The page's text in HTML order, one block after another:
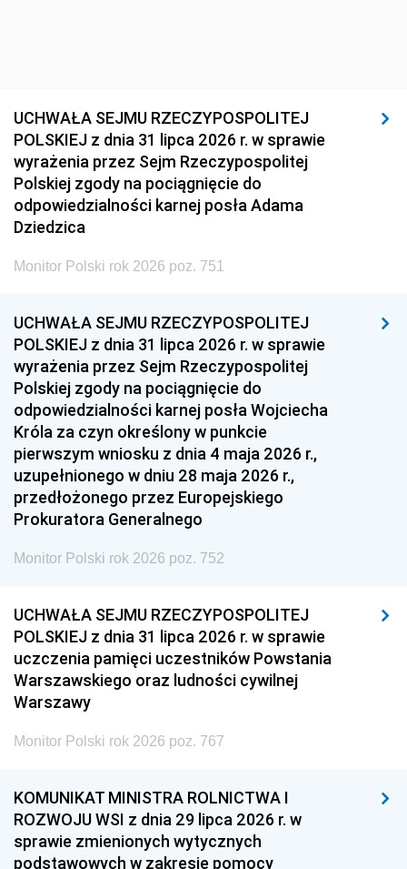
UCHWAŁA SEJMU RZECZYPOSPOLITEJ
POLSKIEJ z dnia 31 lipca 2026 r. w sprawie
wyrażenia przez Sejm Rzeczypospolitej
Polskiej zgody na pociągnięcie do
odpowiedzialności karnej posła Adama
Dziedzica
Monitor Polski rok 2026 poz. 751
UCHWAŁA SEJMU RZECZYPOSPOLITEJ
POLSKIEJ z dnia 31 lipca 2026 r. w sprawie
wyrażenia przez Sejm Rzeczypospolitej
Polskiej zgody na pociągnięcie do
odpowiedzialności karnej posła Wojciecha
Króla za czyn określony w punkcie
pierwszym wniosku z dnia 4 maja 2026 r.,
uzupełnionego w dniu 28 maja 2026 r.,
przedłożonego przez Europejskiego
Prokuratora Generalnego
Monitor Polski rok 2026 poz. 752
UCHWAŁA SEJMU RZECZYPOSPOLITEJ
POLSKIEJ z dnia 31 lipca 2026 r. w sprawie
uczczenia pamięci uczestników Powstania
Warszawskiego oraz ludności cywilnej
Warszawy
Monitor Polski rok 2026 poz. 767
KOMUNIKAT MINISTRA ROLNICTWA I
ROZWOJU WSI z dnia 29 lipca 2026 r. w
sprawie zmienionych wytycznych
podstawowych w zakresie pomocy